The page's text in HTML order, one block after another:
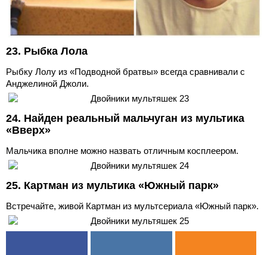
23. Рыбка Лола
Рыбку Лолу из «Подводной братвы» всегда сравнивали с
Анджелиной Джоли.
24. Найден реальный мальчуган из мультика
«Вверх»
Мальчика вполне можно назвать отличным косплеером.
25. Картман из мультика «Южный парк»
Встречайте, живой Картман из мультсериала «Южный парк».